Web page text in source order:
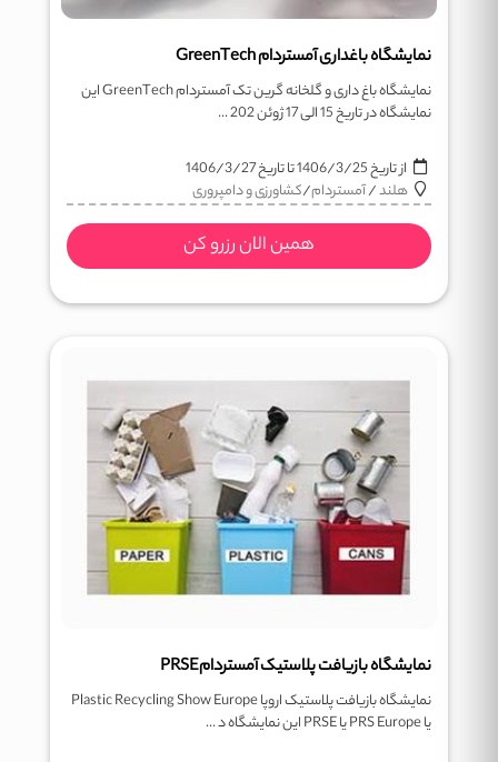
نمایشگاه باغداری آمستردام GreenTech
نمایشگاه باغ داری و گلخانه گرین تک آمستردام GreenTech این
نمایشگاه در تاریخ 15 الی 17 ژوئن 202 ...
از تاریخ1406/3/25تا تاریخ1406/3/27
هلند/آمستردام/کشاورزی و دامپروری
همین الان رزرو کن
نمایشگاه بازیافت پلاستیک آمستردامPRSE
نمایشگاه بازیافت پلاستیک اروپا Plastic Recycling Show Europe
یا PRS Europe یا PRSE این نمایشگاه د ...